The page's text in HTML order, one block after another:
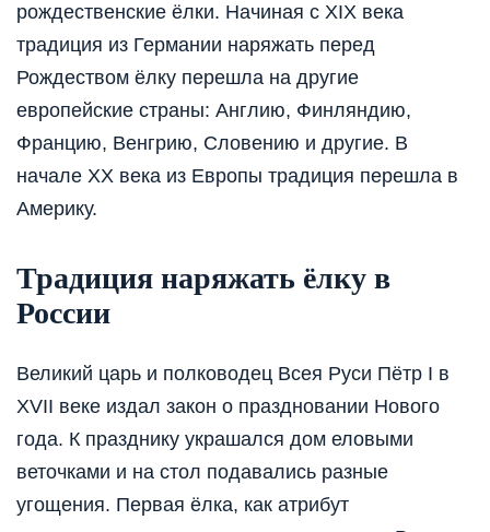
рождественские ёлки. Начиная с XIX века
традиция из Германии наряжать перед
Рождеством ёлку перешла на другие
европейские страны: Англию, Финляндию,
Францию, Венгрию, Словению и другие. В
начале XX века из Европы традиция перешла в
Америку.
Традиция наряжать ёлку в
России
Великий царь и полководец Всея Руси Пётр I в
XVII веке издал закон о праздновании Нового
года. К празднику украшался дом еловыми
веточками и на стол подавались разные
угощения. Первая ёлка, как атрибут